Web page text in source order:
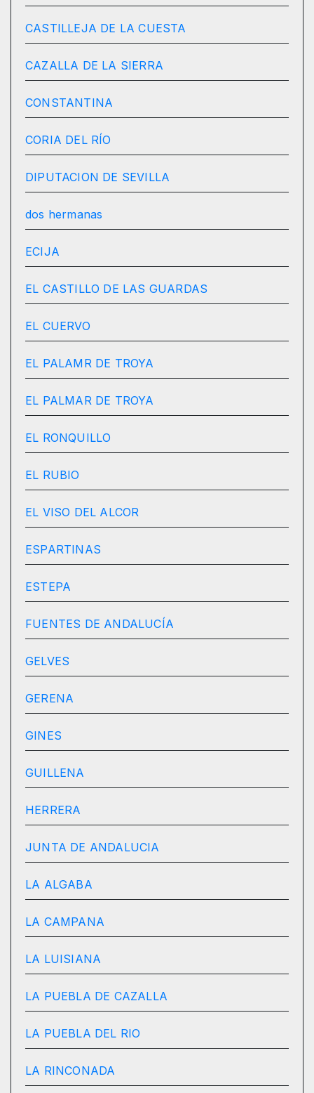
CASTILLEJA DE LA CUESTA
CAZALLA DE LA SIERRA
CONSTANTINA
CORIA DEL RÍO
DIPUTACION DE SEVILLA
dos hermanas
ECIJA
EL CASTILLO DE LAS GUARDAS
EL CUERVO
EL PALAMR DE TROYA
EL PALMAR DE TROYA
EL RONQUILLO
EL RUBIO
EL VISO DEL ALCOR
ESPARTINAS
ESTEPA
FUENTES DE ANDALUCÍA
GELVES
GERENA
GINES
GUILLENA
HERRERA
JUNTA DE ANDALUCIA
LA ALGABA
LA CAMPANA
LA LUISIANA
LA PUEBLA DE CAZALLA
LA PUEBLA DEL RIO
LA RINCONADA